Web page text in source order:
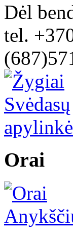
Dėl
tel.
Orai